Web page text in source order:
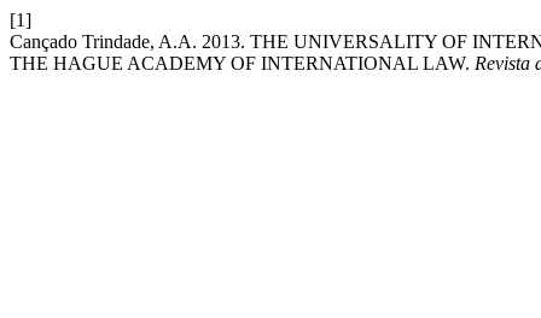
[1]
Cançado Trindade, A.A. 2013. THE UNIVERSALITY OF
THE HAGUE ACADEMY OF INTERNATIONAL LAW. Revista